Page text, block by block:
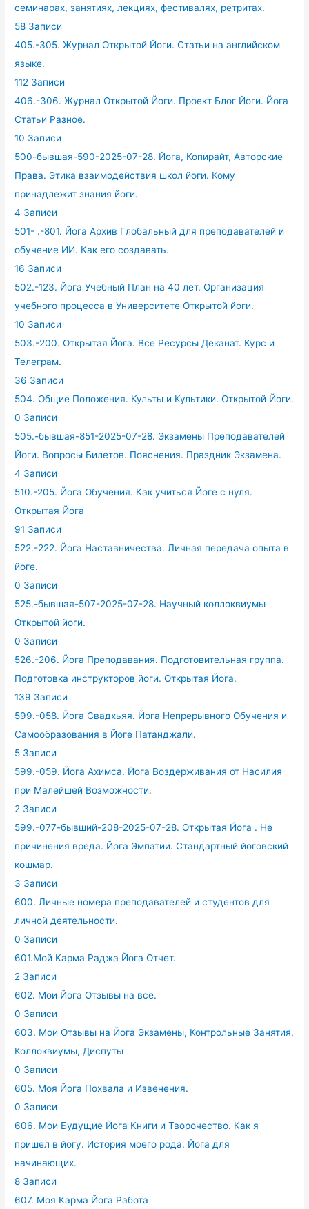
семинарах, занятиях, лекциях, фестивалях, ретритах.
58 Записи
405.-305. Журнал Открытой Йоги. Статьи на английском
языке.
112 Записи
406.-306. Журнал Открытой Йоги. Проект Блог Йоги. Йога
Статьи Разное.
10 Записи
500-бывшая-590-2025-07-28. Йога, Копирайт, Авторские
Права. Этика взаимодействия школ йоги. Кому
принадлежит знания йоги.
4 Записи
501- .-801. Йога Архив Глобальный для преподавателей и
обучение ИИ. Как его создавать.
16 Записи
502.-123. Йога Учебный План на 40 лет. Организация
учебного процесса в Университете Открытой йоги.
10 Записи
503.-200. Открытая Йога. Все Ресурсы Деканат. Курс и
Телеграм.
36 Записи
504. Общие Положения. Культы и Культики. Открытой Йоги.
0 Записи
505.-бывшая-851-2025-07-28. Экзамены Преподавателей
Йоги. Вопросы Билетов. Пояснения. Праздник Экзамена.
4 Записи
510.-205. Йога Обучения. Как учиться Йоге с нуля.
Открытая Йога
91 Записи
522.-222. Йога Наставничества. Личная передача опыта в
йоге.
0 Записи
525.-бывшая-507-2025-07-28. Научный коллоквиумы
Открытой йоги.
0 Записи
526.-206. Йога Преподавания. Подготовительная группа.
Подготовка инструкторов йоги. Открытая Йога.
139 Записи
599.-058. Йога Свадхьяя. Йога Непрерывного Обучения и
Самообразования в Йоге Патанджали.
5 Записи
599.-059. Йога Ахимса. Йога Воздерживания от Насилия
при Малейшей Возможности.
2 Записи
599.-077-бывший-208-2025-07-28. Открытая Йога . Не
причинения вреда. Йога Эмпатии. Стандартный йоговский
кошмар.
3 Записи
600. Личные номера преподавателей и студентов для
личной деятельности.
0 Записи
601.Мой Карма Раджа Йога Отчет.
2 Записи
602. Мои Йога Отзывы на все.
0 Записи
603. Мои Отзывы на Йога Экзамены, Контрольные Занятия,
Коллоквиумы, Диспуты
0 Записи
605. Моя Йога Похвала и Извенения.
0 Записи
606. Мои Будущие Йога Книги и Творочество. Как я
пришел в йогу. История моего рода. Йога для
начинающих.
8 Записи
607. Моя Карма Йога Работа